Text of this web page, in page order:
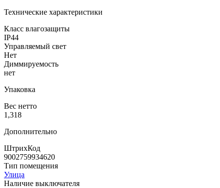
Технические характеристики
Класс влагозащиты
IP44
Управляемый свет
Нет
Диммируемость
нет
Упаковка
Вес нетто
1,318
Дополнительно
ШтрихКод
9002759934620
Тип помещения
Улица
Наличие выключателя